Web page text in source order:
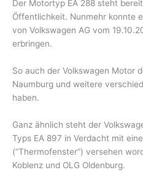
Der Motortyp EA 288 steht
Öffentlichkeit. Nunmehr konnte
von Volkswagen AG vom
erbringen.
So auch der Volkswagen Motor
Naumburg und weitere
haben.
Ganz ähnlich steht der
Typs EA 897 in Verdacht mit
(“Thermofenster”) versehen
Koblenz und OLG Oldenburg.